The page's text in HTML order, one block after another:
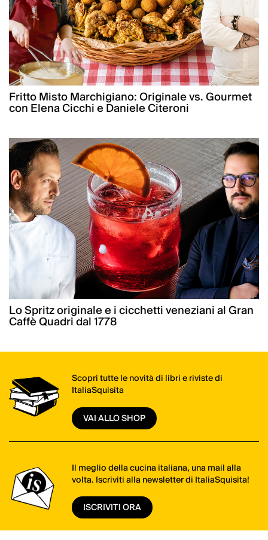
Fritto Misto Marchigiano: Originale vs. Gourmet
con Elena Cicchi e Daniele Citeroni
Lo Spritz originale e i cicchetti veneziani al Gran
Caffè Quadri dal 1778
Scopri tutte le novità di libri e riviste di
ItaliaSquisita
VAI ALLO SHOP
Il meglio della cucina italiana, una mail alla
volta. Iscriviti alla newsletter di ItaliaSquisita!
ISCRIVITI ORA